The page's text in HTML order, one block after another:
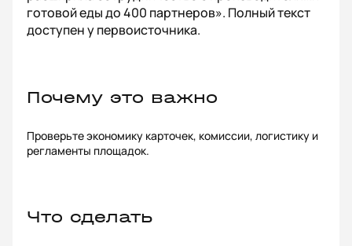
готовой еды до 400 партнеров». Полный текст
доступен у первоисточника.
Почему это важно
Проверьте экономику карточек, комиссии, логистику и
регламенты площадок.
Что сделать